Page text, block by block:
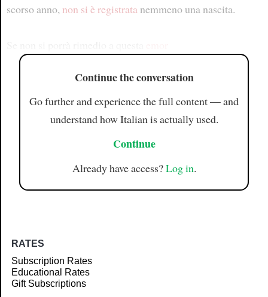
scorso anno, non si è registratanemmeno una nascita.
Continue the conversation
Go further and experience the full content — and
understand how Italian is actually used.
Continue
Already have access?Log in.
RATES
Subscription Rates
Educational Rates
Gift Subscriptions